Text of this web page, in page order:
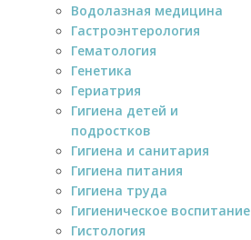
Водолазная медицина
Гастроэнтерология
Гематология
Генетика
Гериатрия
Гигиена детей и
подростков
Гигиена и санитария
Гигиена питания
Гигиена труда
Гигиеническое воспитание
Гистология